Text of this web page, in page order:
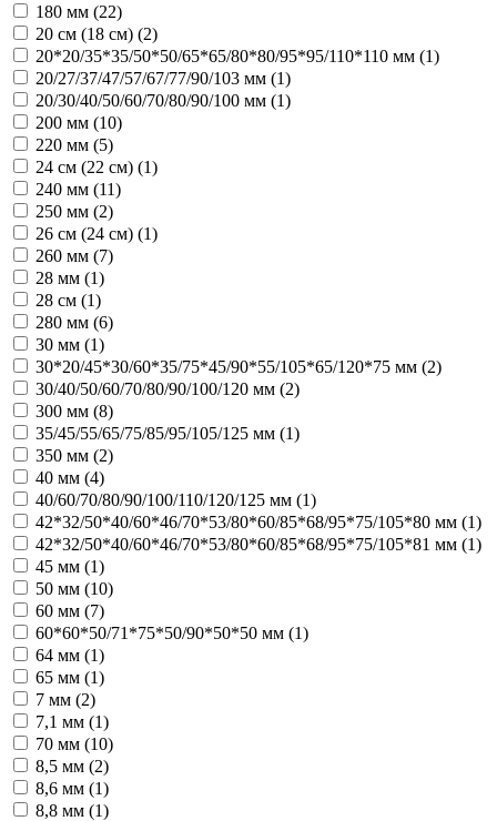
180 мм (22)
20 см (18 см) (2)
20*20/35*35/50*50/65*65/80*80/95*95/110*110 мм (1)
20/27/37/47/57/67/77/90/103 мм (1)
20/30/40/50/60/70/80/90/100 мм (1)
200 мм (10)
220 мм (5)
24 см (22 см) (1)
240 мм (11)
250 мм (2)
26 см (24 см) (1)
260 мм (7)
28 мм (1)
28 см (1)
280 мм (6)
30 мм (1)
30*20/45*30/60*35/75*45/90*55/105*65/120*75 мм (2)
30/40/50/60/70/80/90/100/120 мм (2)
300 мм (8)
35/45/55/65/75/85/95/105/125 мм (1)
350 мм (2)
40 мм (4)
40/60/70/80/90/100/110/120/125 мм (1)
42*32/50*40/60*46/70*53/80*60/85*68/95*75/105*80 мм (1)
42*32/50*40/60*46/70*53/80*60/85*68/95*75/105*81 мм (1)
45 мм (1)
50 мм (10)
60 мм (7)
60*60*50/71*75*50/90*50*50 мм (1)
64 мм (1)
65 мм (1)
7 мм (2)
7,1 мм (1)
70 мм (10)
8,5 мм (2)
8,6 мм (1)
8,8 мм (1)